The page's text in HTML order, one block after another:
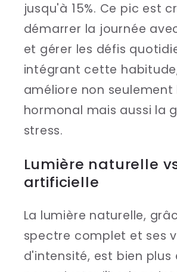
jusqu'à 15%. Ce pic est
démarrer la journée
et gérer les défis
intégrant cette
améliore non seulement
hormonal mais aussi la
stress.
Lumière naturelle
artificielle
La lumière naturelle,
spectre complet et ses
d'intensité, est bien plus